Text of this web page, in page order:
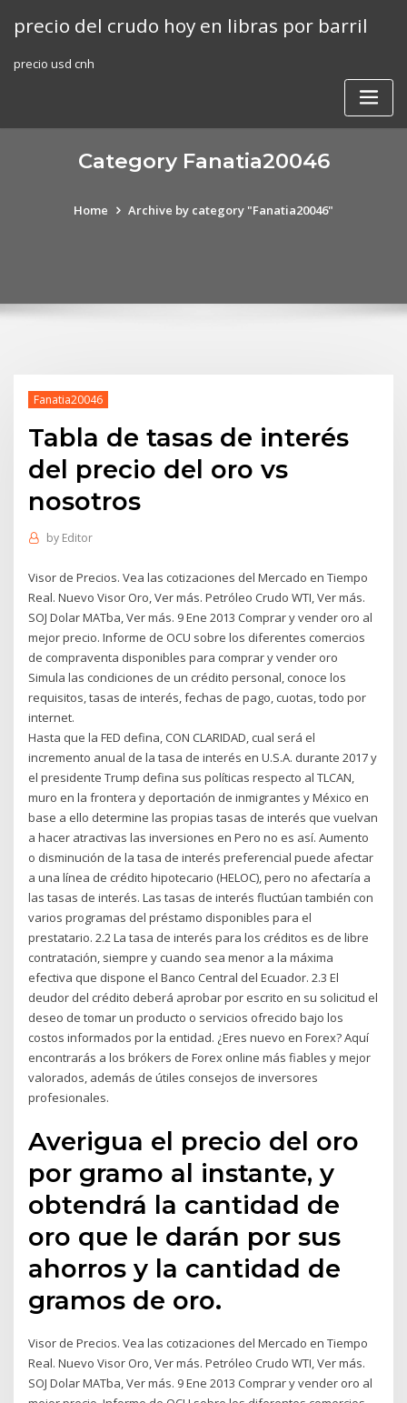
precio del crudo hoy en libras por barril
precio usd cnh
Category Fanatia20046
Home Archive by category "Fanatia20046"
Fanatia20046
Tabla de tasas de interés
del precio del oro vs
nosotros
by Editor
Visor de Precios. Vea las cotizaciones del Mercado en Tiempo
Real. Nuevo Visor Oro, Ver más. Petróleo Crudo WTI, Ver más.
SOJ Dolar MATba, Ver más. 9 Ene 2013 Comprar y vender oro al
mejor precio. Informe de OCU sobre los diferentes comercios
de compraventa disponibles para comprar y vender oro
Simula las condiciones de un crédito personal, conoce los
requisitos, tasas de interés, fechas de pago, cuotas, todo por
internet.
Hasta que la FED defina, CON CLARIDAD, cual será el
incremento anual de la tasa de interés en U.S.A. durante 2017 y
el presidente Trump defina sus políticas respecto al TLCAN,
muro en la frontera y deportación de inmigrantes y México en
base a ello determine las propias tasas de interés que vuelvan
a hacer atractivas las inversiones en Pero no es así. Aumento
o disminución de la tasa de interés preferencial puede afectar
a una línea de crédito hipotecario (HELOC), pero no afectaría a
las tasas de interés. Las tasas de interés fluctúan también con
varios programas del préstamo disponibles para el
prestatario. 2.2 La tasa de interés para los créditos es de libre
contratación, siempre y cuando sea menor a la máxima
efectiva que dispone el Banco Central del Ecuador. 2.3 El
deudor del crédito deberá aprobar por escrito en su solicitud el
deseo de tomar un producto o servicios ofrecido bajo los
costos informados por la entidad. ¿Eres nuevo en Forex? Aquí
encontrarás a los brókers de Forex online más fiables y mejor
valorados, además de útiles consejos de inversores
profesionales.
Averigua el precio del oro
por gramo al instante, y
obtendrá la cantidad de
oro que le darán por sus
ahorros y la cantidad de
gramos de oro.
Visor de Precios. Vea las cotizaciones del Mercado en Tiempo
Real. Nuevo Visor Oro, Ver más. Petróleo Crudo WTI, Ver más.
SOJ Dolar MATba, Ver más. 9 Ene 2013 Comprar y vender oro al